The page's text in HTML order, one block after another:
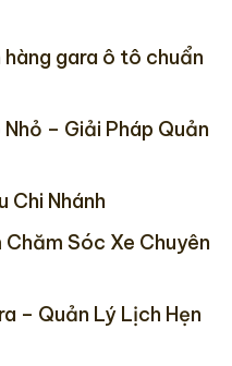
gara ô tô chuẩn
– Giải Pháp Quản
Chi Nhánh
Sóc Xe Chuyên
– Quản Lý Lịch Hẹn